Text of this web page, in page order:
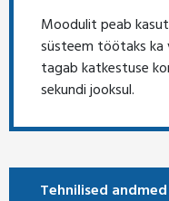
Moodulit peab
süsteem töötaks
tagab katkestuse
sekundi jooksul.
Tehnilised andmed